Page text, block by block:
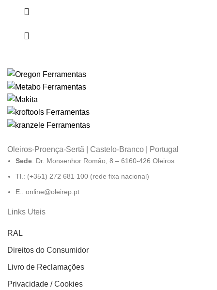
Oleiros-Proença-Sertã | Castelo-Branco | Portugal
Sede: Dr. Monsenhor Romão, 8 – 6160-426 Oleiros
Tl.: (+351) 272 681 100 (rede fixa nacional)
E.: online@oleirep.pt
Links Uteis
RAL
Direitos do Consumidor
Livro de Reclamações
Privacidade / Cookies